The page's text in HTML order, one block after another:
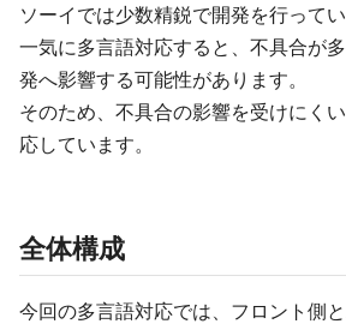
ソーイでは少数精鋭で開発を行って
一気に多言語対応すると、不具合が
発へ影響する可能性があります。
そのため、不具合の影響を受けにく
応しています。
全体構成
今回の多言語対応では、フロント側